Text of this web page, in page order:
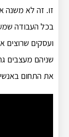
זו. זה לא משנה
בכל העבודה
ועסקים שרוצים
שניהם מעצבים
את התחום